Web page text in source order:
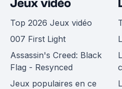
Jeux vidéo
Top 2026 Jeux vidéo
007 First Light
Assassin's Creed: Black
Flag - Resynced
Jeux populaires en ce